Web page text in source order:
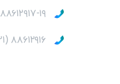
۸۸۶۱۲۹۱۷-۱۹ (۰۲۱)
۸۸۶۱۲۹۱۶ (۰۲۱) فکس